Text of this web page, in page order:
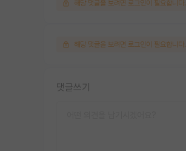
해당 댓글을 보려면 로그인이 필요합니다.
해당 댓글을 보려면 로그인이 필요합니다.
댓글쓰기